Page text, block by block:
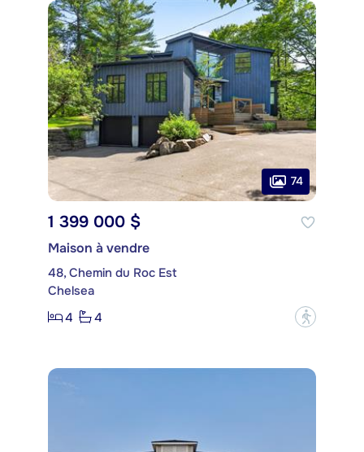
74
1 399 000 $
Maison à vendre
48, Chemin du Roc Est
Chelsea
4
4 ?